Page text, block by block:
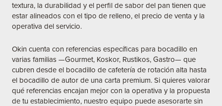
textura, la durabilidad y el perfil de sabor del pan tienen que
estar alineados con el tipo de relleno, el precio de venta y la
operativa del servicio.
Okin cuenta con referencias específicas para bocadillo en
varias familias —Gourmet, Koskor, Rustikos, Gastro— que
cubren desde el bocadillo de cafetería de rotación alta hasta
el bocadillo de autor de una carta premium. Si quieres valorar
qué referencias encajan mejor con la operativa y la propuesta
de tu establecimiento, nuestro equipo puede asesorarte sin